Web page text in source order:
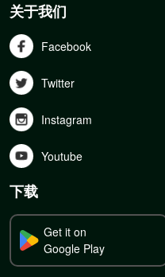
关于我们
Facebook
Twitter
Instagram
Youtube
下载
Get it on
Google Play